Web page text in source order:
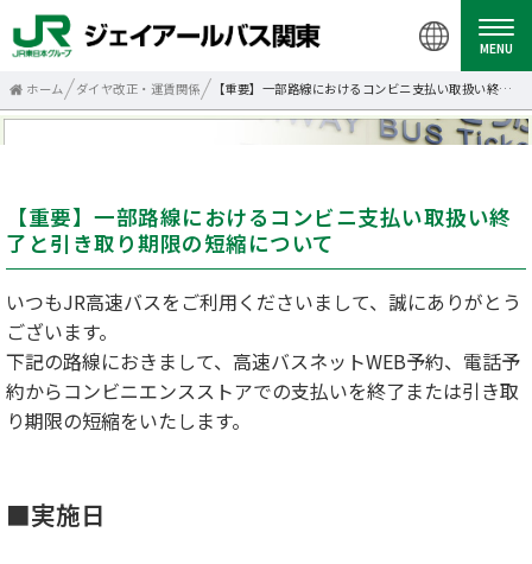
MENU
ホーム ダイヤ改正・運賃関係 【重要】一部路線におけるコンビニ支払い取扱い終了と引き取り期限の短縮について
【重要】一部路線におけるコンビニ支払い取扱い終
了と引き取り期限の短縮について
いつもJR高速バスをご利用くださいまして、誠にありがとう
ございます。
下記の路線におきまして、高速バスネットWEB予約、電話予
約からコンビニエンスストアでの支払いを終了または引き取
り期限の短縮をいたします。
■実施日